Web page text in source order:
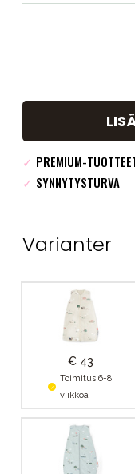
✓ PREMIUM-
✓ SYNNYTYSTURVA
Varianter
€ 43
Toimitus 6-8
viikkoa